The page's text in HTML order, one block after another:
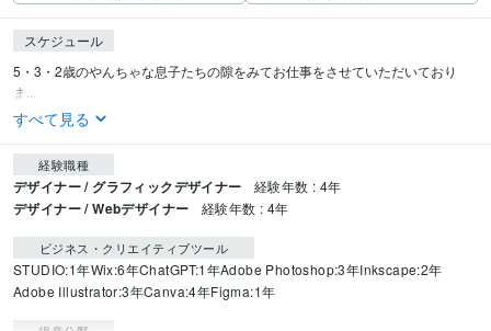
スケジュール
5・3・2歳のやんちゃな息子たちの隙をみてお仕事をさせていただいており
ま...
すべて見る
経験職種
デザイナー / グラフィックデザイナー 経験年数 : 4年
デザイナー / Webデザイナー 経験年数 : 4年
ビジネス・クリエイティブツール
STUDIO:1年Wix:6年ChatGPT:1年Adobe Photoshop:3年Inkscape:2年
Adobe Illustrator:3年Canva:4年Figma:1年